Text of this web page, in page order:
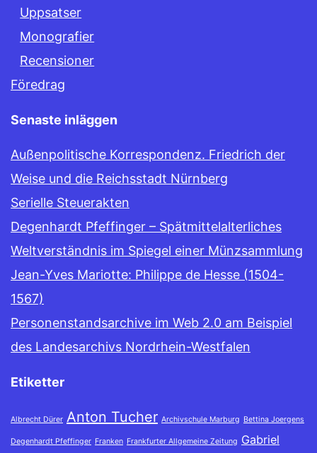
Uppsatser
Monografier
Recensioner
Föredrag
Senaste inläggen
Außenpolitische Korrespondenz. Friedrich der
Weise und die Reichsstadt Nürnberg
Serielle Steuerakten
Degenhardt Pfeffinger – Spätmittelalterliches
Weltverständnis im Spiegel einer Münzsammlung
Jean-Yves Mariotte: Philippe de Hesse (1504-
1567)
Personenstandsarchive im Web 2.0 am Beispiel
des Landesarchivs Nordrhein-Westfalen
Etiketter
Albrecht Dürer Anton Tucher Archivschule Marburg Bettina Joergens
Degenhardt Pfeffinger Franken Frankfurter Allgemeine Zeitung Gabriel